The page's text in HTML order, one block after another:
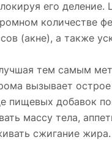
его
количестве
(акне), а также
тем самым
вызывает
добавок
массу тела,
сжигание жира.